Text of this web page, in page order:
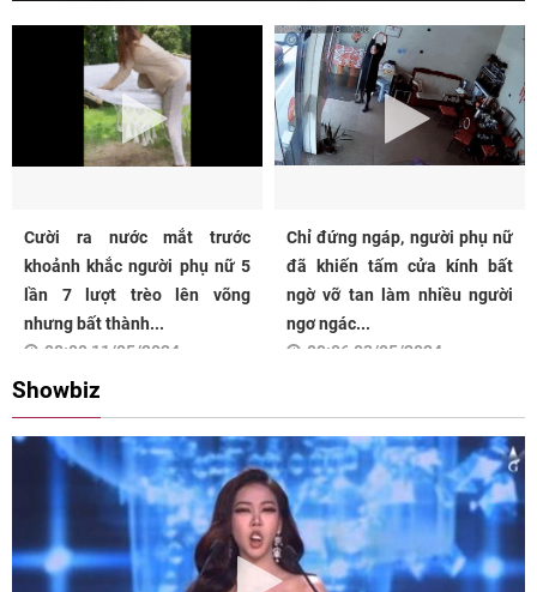
Cười ra nước mắt trước
khoảnh khắc người phụ nữ 5
lần 7 lượt trèo lên võng
nhưng bất thành...
08:00 11/05/2024
Chỉ đứng ngáp, người phụ nữ
đã khiến tấm cửa kính bất
ngờ vỡ tan làm nhiều người
ngơ ngác...
09:06 03/05/2024
Showbiz